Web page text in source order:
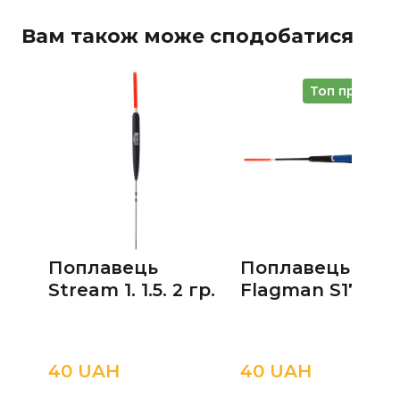
Вам також може сподобатися
Поплавець
Stream 1. 1.5. 2 гр.
40 UAН
Топ
Поплавець
Flagman S17 4 г.
40 UAН